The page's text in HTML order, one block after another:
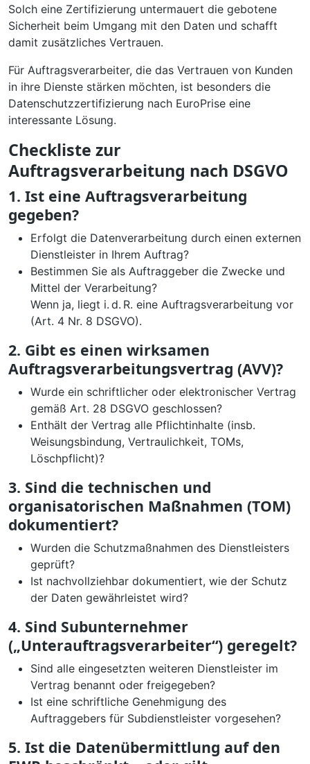
Solch eine Zertifizierung untermauert die gebotene
Sicherheit beim Umgang mit den Daten und schafft
damit zusätzliches Vertrauen.
Für Auftragsverarbeiter, die das Vertrauen von Kunden
in ihre Dienste stärken möchten, ist besonders die
Datenschutzzertifizierung nach EuroPrise eine
interessante Lösung.
Checkliste zur
Auftragsverarbeitung nach DSGVO
1. Ist eine Auftragsverarbeitung
gegeben?
Erfolgt die Datenverarbeitung durch einen externen
Dienstleister in Ihrem Auftrag?
Bestimmen Sie als Auftraggeber die Zwecke und
Mittel der Verarbeitung?
Wenn ja, liegt i. d. R. eine Auftragsverarbeitung vor
(Art. 4 Nr. 8 DSGVO).
2. Gibt es einen wirksamen
Auftragsverarbeitungsvertrag (AVV)?
Wurde ein schriftlicher oder elektronischer Vertrag
gemäß Art. 28 DSGVO geschlossen?
Enthält der Vertrag alle Pflichtinhalte (insb.
Weisungsbindung, Vertraulichkeit, TOMs,
Löschpflicht)?
3. Sind die technischen und
organisatorischen Maßnahmen (TOM)
dokumentiert?
Wurden die Schutzmaßnahmen des Dienstleisters
geprüft?
Ist nachvollziehbar dokumentiert, wie der Schutz
der Daten gewährleistet wird?
4. Sind Subunternehmer
(„Unterauftragsverarbeiter“) geregelt?
Sind alle eingesetzten weiteren Dienstleister im
Vertrag benannt oder freigegeben?
Ist eine schriftliche Genehmigung des
Auftraggebers für Subdienstleister vorgesehen?
5. Ist die Datenübermittlung auf den